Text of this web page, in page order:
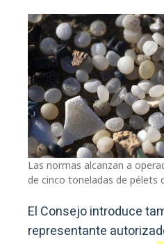
Las normas alcanzan a
de cinco toneladas de pélets
El Consejo introduce
representante